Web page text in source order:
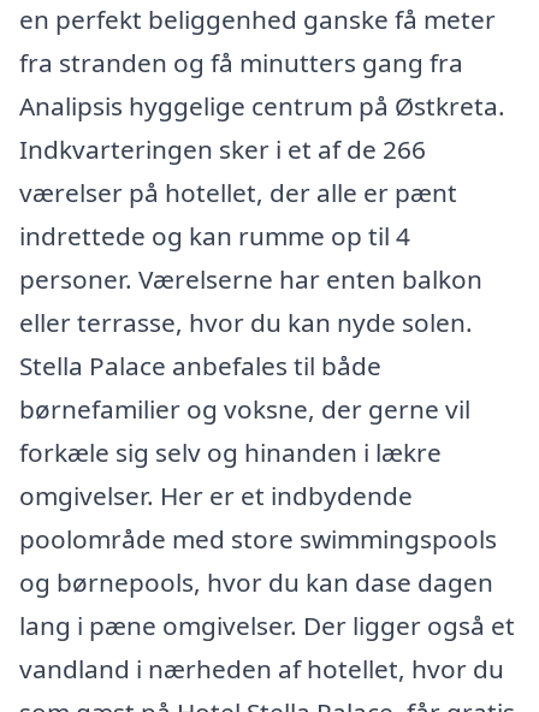
en perfekt beliggenhed ganske få meter
fra stranden og få minutters gang fra
Analipsis hyggelige centrum på Østkreta.
Indkvarteringen sker i et af de 266
værelser på hotellet, der alle er pænt
indrettede og kan rumme op til 4
personer. Værelserne har enten balkon
eller terrasse, hvor du kan nyde solen.
Stella Palace anbefales til både
børnefamilier og voksne, der gerne vil
forkæle sig selv og hinanden i lækre
omgivelser. Her er et indbydende
poolområde med store swimmingspools
og børnepools, hvor du kan dase dagen
lang i pæne omgivelser. Der ligger også et
vandland i nærheden af hotellet, hvor du